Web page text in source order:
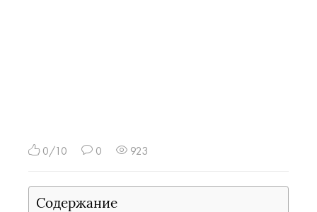
0/10 0 923
Содержание